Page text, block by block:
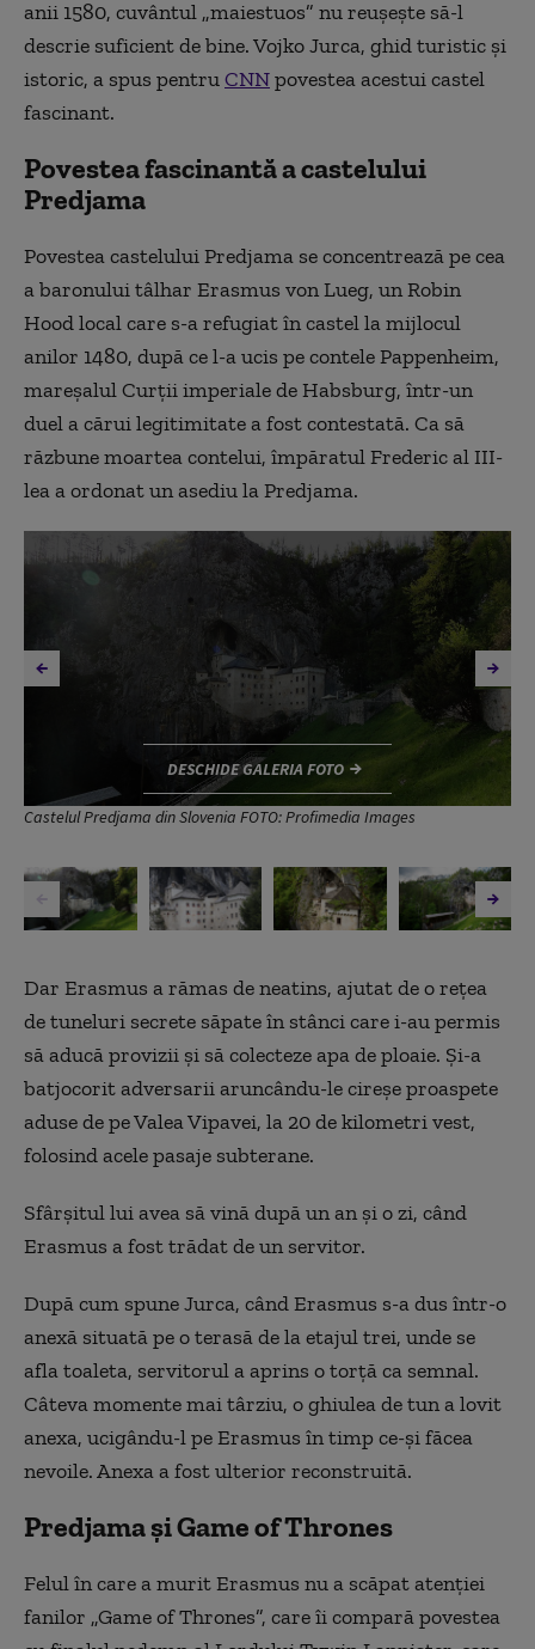
anii 1580, cuvântul „maiestuos” nu reușește să-l
descrie suficient de bine. Vojko Jurca, ghid turistic și
istoric, a spus pentruCNNpovestea acestui castel
fascinant.
Povestea fascinantă a castelului
Predjama
Povestea castelului Predjama se concentrează pe cea
a baronului tâlhar Erasmus von Lueg, un Robin
Hood local care s-a refugiat în castel la mijlocul
anilor 1480, după ce l-a ucis pe contele Pappenheim,
mareșalul Curții imperiale de Habsburg, într-un
duel a cărui legitimitate a fost contestată. Ca să
răzbune moartea contelui, împăratul Frederic al III-
lea a ordonat un asediu la Predjama.
Castelul Predjama din Slovenia FOTO: Profimedia Images
DESCHIDE GALERIA FOTO
Dar Erasmus a rămas de neatins, ajutat de o rețea
de tuneluri secrete săpate în stânci care i-au permis
să aducă provizii și să colecteze apa de ploaie. Și-a
batjocorit adversarii aruncându-le cireșe proaspete
aduse de pe Valea Vipavei, la 20 de kilometri vest,
folosind acele pasaje subterane.
Sfârșitul lui avea să vină după un an și o zi, când
Erasmus a fost trădat de un servitor.
După cum spune Jurca, când Erasmus s-a dus într-o
anexă situată pe o terasă de la etajul trei, unde se
afla toaleta, servitorul a aprins o torță ca semnal.
Câteva momente mai târziu, o ghiulea de tun a lovit
anexa, ucigându-l pe Erasmus în timp ce-și făcea
nevoile. Anexa a fost ulterior reconstruită.
Predjama și Game of Thrones
Felul în care a murit Erasmus nu a scăpat atenției
fanilor „Game of Thrones”, care îi compară povestea